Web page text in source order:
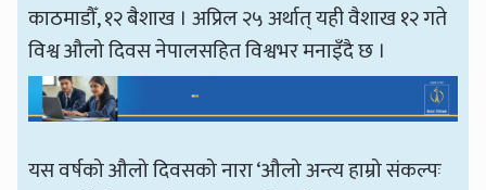
काठमाडौँ, १२ बैशाख । अप्रिल २५ अर्थात् यही वैशाख १२ गते
विश्व औलो दिवस नेपालसहित विश्वभर मनाइँदै छ ।
यस वर्षको औलो दिवसको नारा ‘औलो अन्त्य हाम्रो संकल्पः